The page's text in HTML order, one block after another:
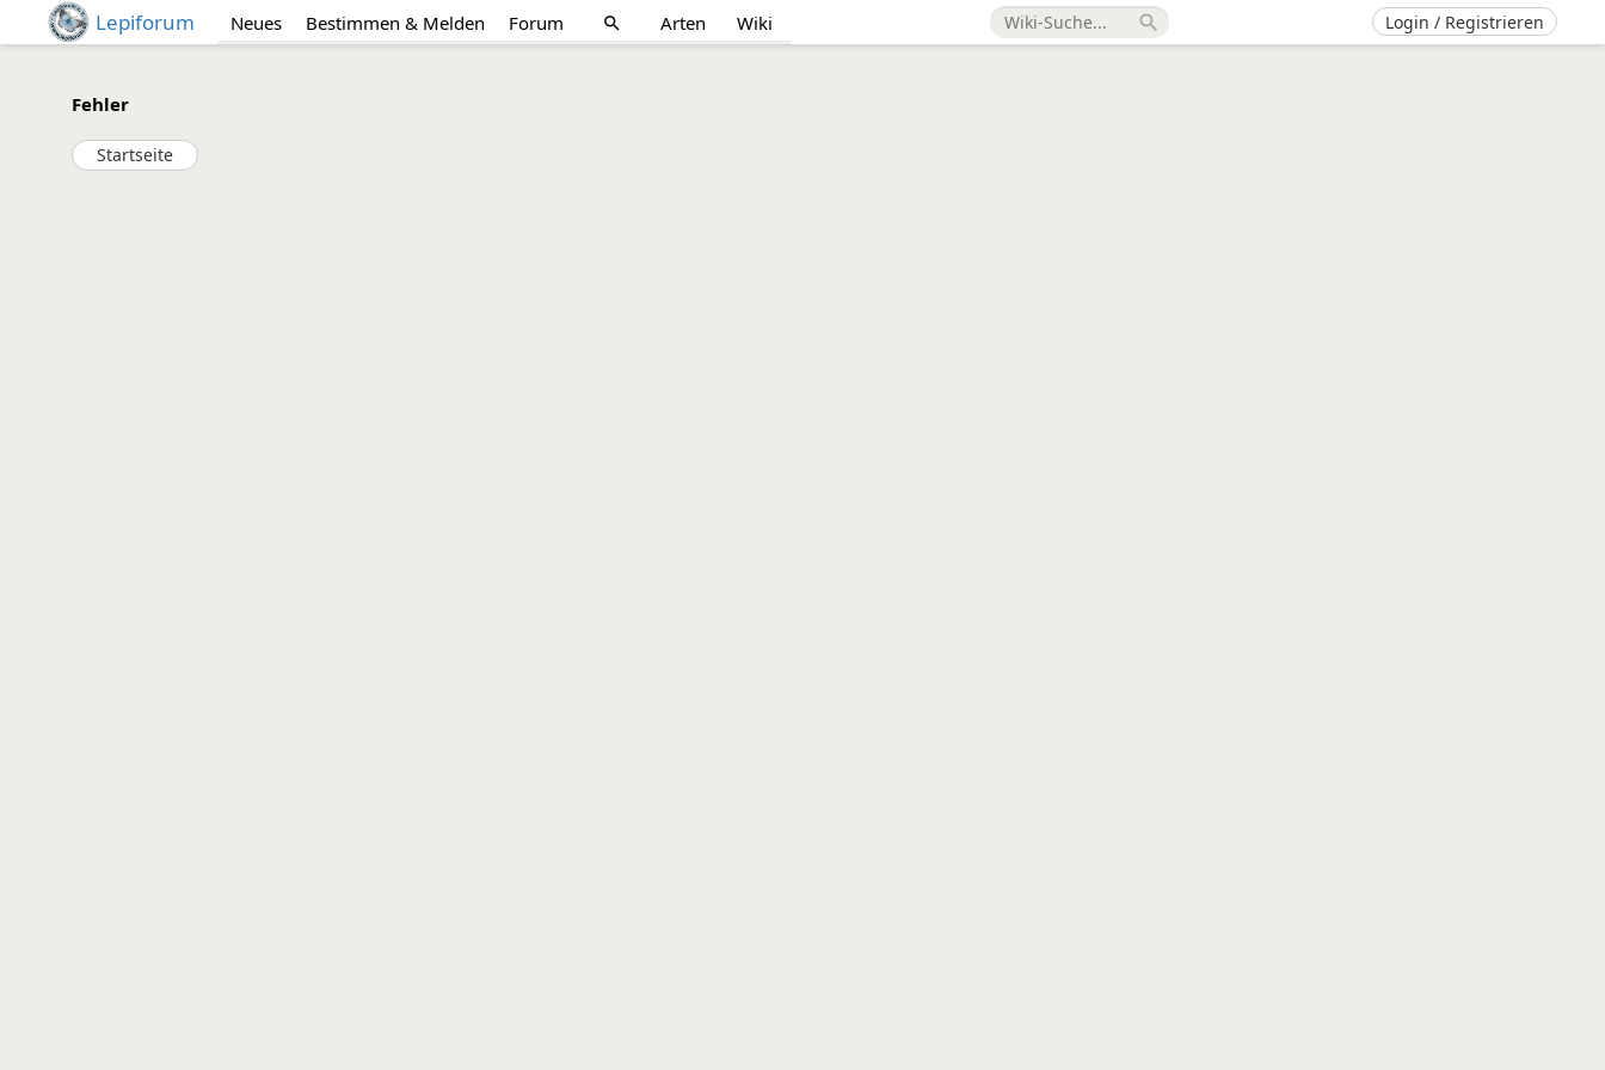
Lepiforum Neues Bestimmen & Melden Forum search Arten Wiki search Login / Registrieren
Fehler
Startseite